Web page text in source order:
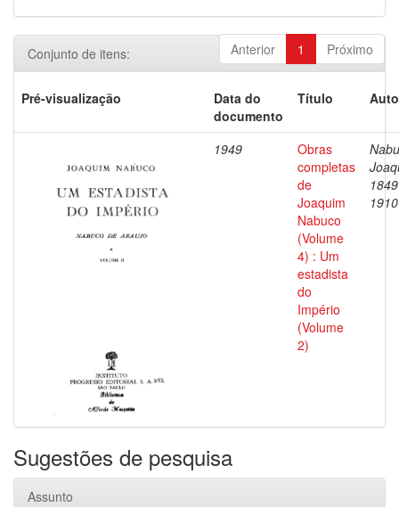
Anterior 1 Próximo
Conjunto de itens:
Pré-visualização
Data do
documento
Título
1949
Obras
completas
de
Joaquim
Nabuco
(Volume
4) : Um
estadista
do
Império
(Volume
2)
1910
Sugestões de pesquisa
Assunto